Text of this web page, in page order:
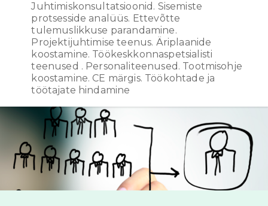
Juhtimiskonsultatsioonid. Sisemiste
protsesside analüüs. Ettevõtte
tulemuslikkuse parandamine.
Projektijuhtimise teenus. Äriplaanide
koostamine. Töökeskkonnaspetsialisti
teenused . Personaliteenused. Tootmisohje
koostamine. CE märgis. Töökohtade ja
töötajate hindamine